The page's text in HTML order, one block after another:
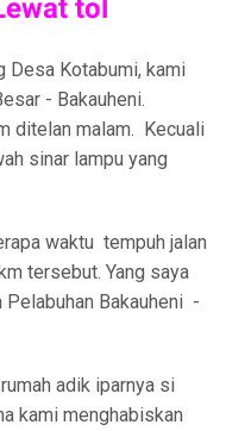
tol
Desa Kotabumi, kami
- Bakauheni.
ditelan malam. Kecuali
sinar lampu yang
waktu tempuh jalan
tersebut. Yang saya
Bakauheni -
adik iparnya si
kami menghabiskan